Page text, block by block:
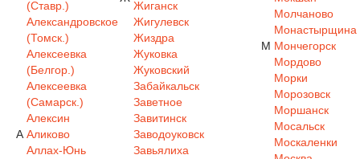
А
(Ставр.)
Александровское
(Томск.)
Алексеевка
(Белгор.)
Алексеевка
(Самарск.)
Алексин
Аликово
Аллах-Юнь
Жиганск
Жигулевск
Жиздра
Жуковка
Жуковский
Забайкальск
Заветное
Завитинск
Заводоуковск
Завьялиха
М
Молчаново
Монастырщина
Мончегорск
Мордово
Морки
Морозовск
Моршанск
Мосальск
Москаленки